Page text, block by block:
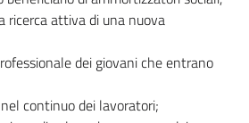
ricerca attiva di una nuova
dei giovani che entrano
continuo dei lavoratori;